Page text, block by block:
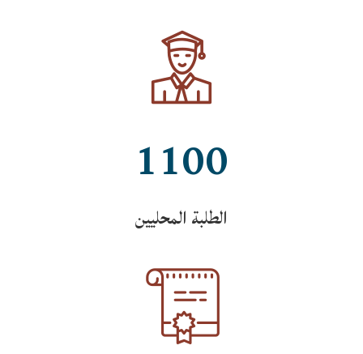
1100
الطلبة المحليين